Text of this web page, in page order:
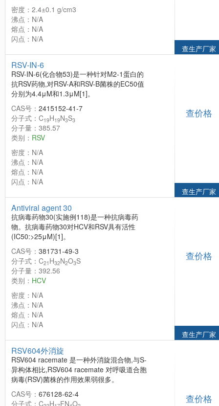
密度：2.4±0.1 g/cm3
沸点：N/A
熔点：N/A
闪点：N/A
查生产厂家
RSV-IN-6
RSV-IN-6(化合物53)是一种针对M2-1蛋白的
抗RSV药物,对RSV-A和RSV-B菌株的EC50值
分别为4.4μM和1.3μM[1]。
CAS号： 2415152-41-7
分子式：C19H19N3S3
分子量：385.57
类别： RSV
密度：N/A
沸点：N/A
熔点：N/A
闪点：N/A
查价格
查生产厂家
Antiviral agent 30
抗病毒药物30(实施例118)是一种抗病毒药
物。抗病毒药物30对HCV和RSV具有活性
(IC50:>25μM)[1]。
CAS号： 381731-49-3
分子式：C21 H32N2O3S
分子量：392.56
类别： HCV
密度：N/A
沸点：N/A
熔点：N/A
闪点：N/A
查价格
查生产厂家
RSV604外消旋
RSV604 racemate 是一种外消旋混合物,与S-
异构体相比,RSV604 racemate 对呼吸道合胞
病毒(RSV)菌株的作用效果弱很多。
CAS号： 676128-62-4
分子式：C
H FN O 查价格